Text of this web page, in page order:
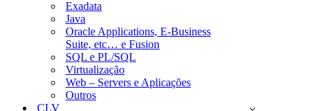
Exadata
Java
Oracle Applications, E-Business
Suite, etc… e Fusion
SQL e PL/SQL
Virtualização
Web – Servers e Aplicações
Outros
CLV